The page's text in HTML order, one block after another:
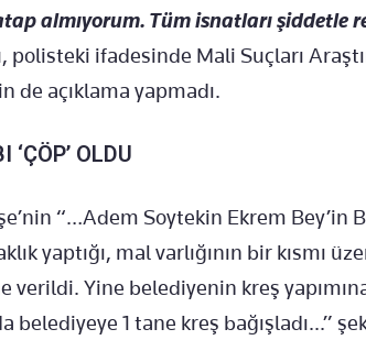
almıyorum. Tüm isnatları şiddetle
polisteki ifadesinde Mali Suçları
de açıklama yapmadı.
OLDU
“…Adem Soytekin Ekrem Bey’in
yaptığı, mal varlığının bir kısmı
verildi. Yine belediyenin kreş
belediyeye 1 tane kreş bağışladı...”